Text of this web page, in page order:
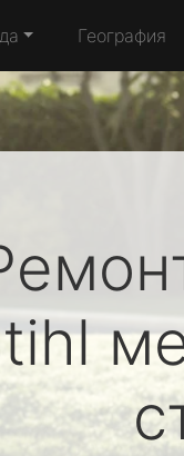
География